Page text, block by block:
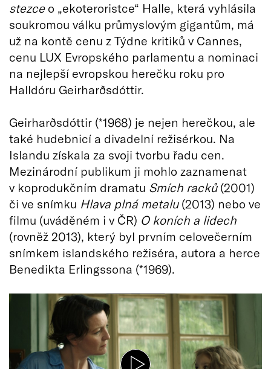
stezceo „ekoteroristce“ Halle, která vyhlásila
soukromou válku průmyslovým gigantům, má
už na kontě cenu z Týdne kritiků v Cannes,
cenu LUX Evropského parlamentu a nominaci
na nejlepší evropskou herečku roku pro
Halldóru Geirharðsdóttir.
Geirharðsdóttir (*1968) je nejen herečkou, ale
také hudebnicí a divadelní režisérkou. Na
Islandu získala za svoji tvorbu řadu cen.
Mezinárodní publikum ji mohlo zaznamenat
v koprodukčním dramatu Smích racků(2001)
či ve snímku Hlava plná metalu(2013) nebo ve
filmu (uváděném i v ČR) O koních a lidech
(rovněž 2013), který byl prvním celovečerním
snímkem islandského režiséra, autora a herce
Benedikta Erlingssona (*1969).